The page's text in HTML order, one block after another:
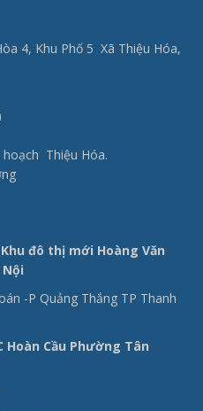
4, Khu Phố 5 Xã Thiệu Hóa,
hoạch Thiệu Hóa.
Khu đô thị mới Hoàng Văn
-P Quảng Thắng TP Thanh
Hoàn Cầu Phường Tân